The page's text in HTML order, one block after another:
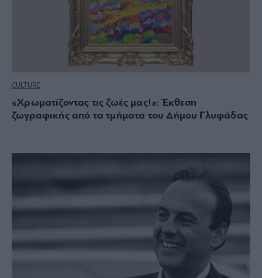
CULTURE
«Χρωματίζοντας τις ζωές μας!»: Έκθεση
ζωγραφικής από τα τμήματα του Δήμου Γλυφάδας